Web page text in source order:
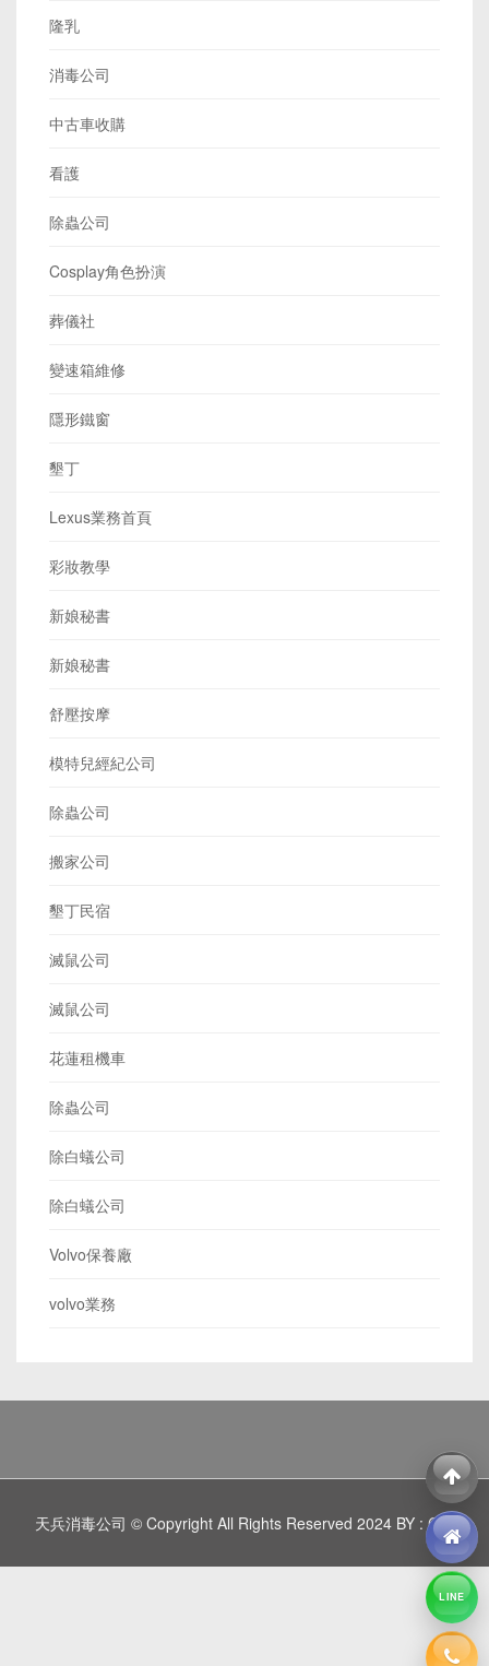
隆乳
消毒公司
中古車收購
看護
除蟲公司
Cosplay角色扮演
葬儀社
變速箱維修
隱形鐵窗
墾丁
Lexus業務首頁
彩妝教學
新娘秘書
新娘秘書
舒壓按摩
模特兒經紀公司
除蟲公司
搬家公司
墾丁民宿
滅鼠公司
滅鼠公司
花蓮租機車
除蟲公司
除白蟻公司
除白蟻公司
Volvo保養廠
volvo業務
天兵消毒公司 © Copyright All Rights Reserved 2024 BY : C
LINE